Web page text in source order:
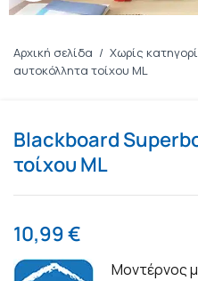
Αρχική σελίδα / Χωρίς
αυτοκόλλητα τοίχου ML
Blackboard
τοίχου ML
10,99€
Μοντέρνος